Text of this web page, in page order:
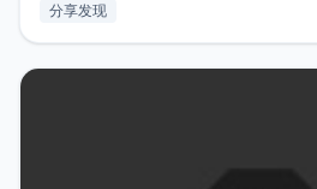
用，让管理更高效。ZMark官网地址：
分享发现